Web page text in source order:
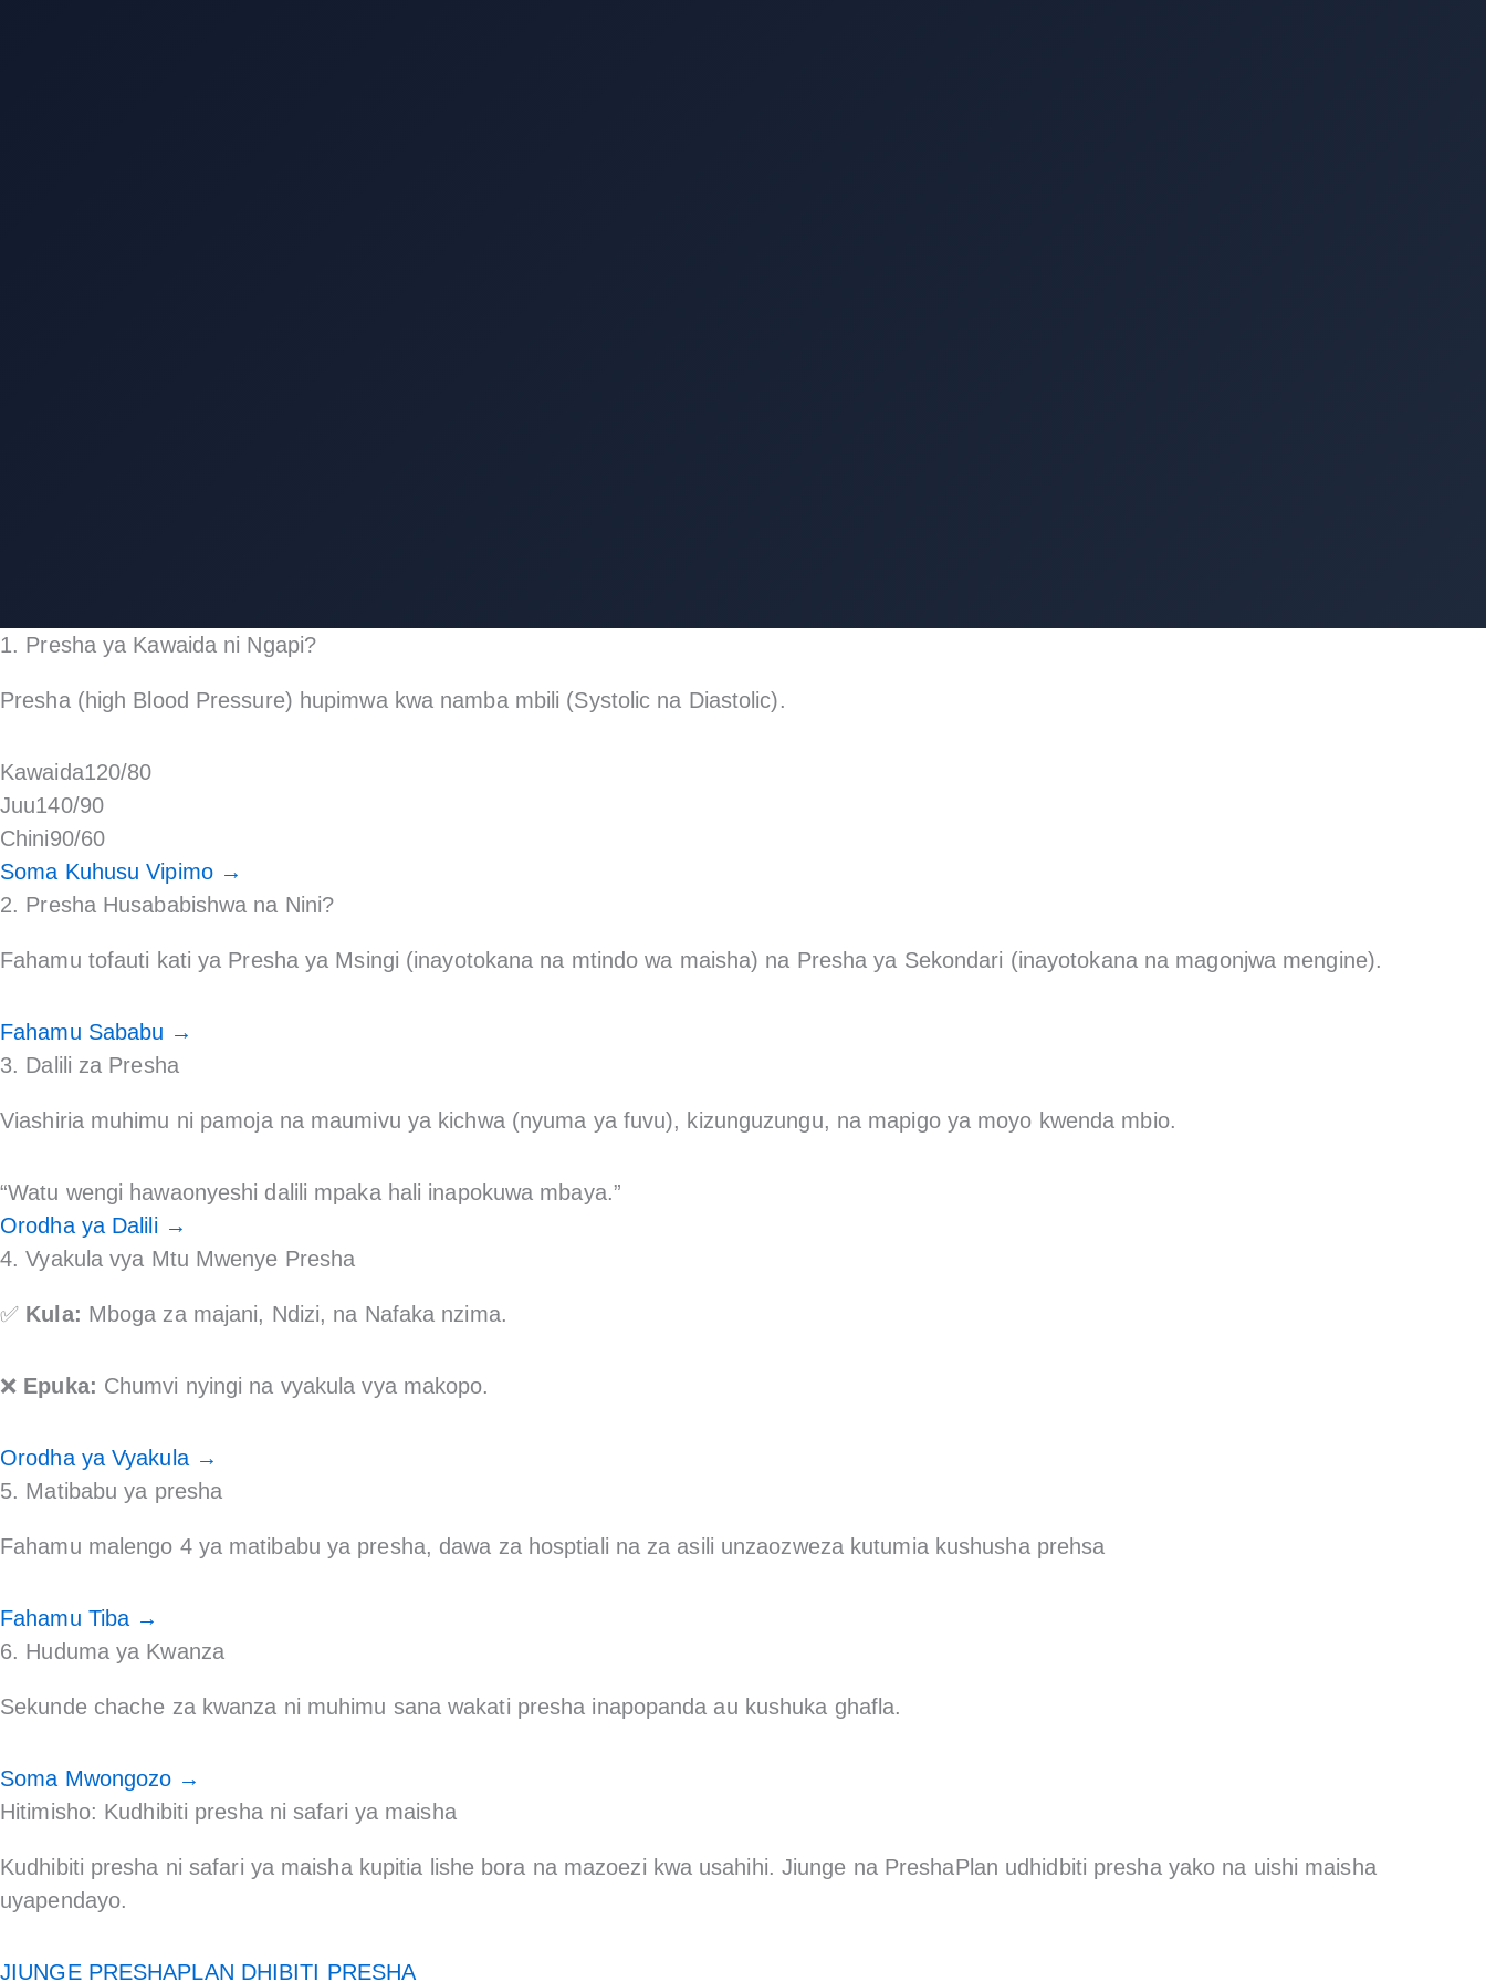
1. Presha ya Kawaida ni Ngapi?
Presha (high Blood Pressure) hupimwa kwa namba mbili (Systolic na Diastolic).
Kawaida120/80
Juu140/90
Chini90/60
Soma Kuhusu Vipimo →
2. Presha Husababishwa na Nini?
Fahamu tofauti kati ya Presha ya Msingi (inayotokana na mtindo wa maisha) na Presha ya Sekondari (inayotokana na magonjwa mengine).
Fahamu Sababu →
3. Dalili za Presha
Viashiria muhimu ni pamoja na maumivu ya kichwa (nyuma ya fuvu), kizunguzungu, na mapigo ya moyo kwenda mbio.
“Watu wengi hawaonyeshi dalili mpaka hali inapokuwa mbaya.”
Orodha ya Dalili →
4. Vyakula vya Mtu Mwenye Presha
✅ Kula: Mboga za majani, Ndizi, na Nafaka nzima.
❌ Epuka: Chumvi nyingi na vyakula vya makopo.
Orodha ya Vyakula →
5. Matibabu ya presha
Fahamu malengo 4 ya matibabu ya presha, dawa za hosptiali na za asili unzaozweza kutumia kushusha prehsa
Fahamu Tiba →
6. Huduma ya Kwanza
Sekunde chache za kwanza ni muhimu sana wakati presha inapopanda au kushuka ghafla.
Soma Mwongozo →
Hitimisho: Kudhibiti presha ni safari ya maisha
Kudhibiti presha ni safari ya maisha kupitia lishe bora na mazoezi kwa usahihi. Jiunge na PreshaPlan udhidbiti presha yako na uishi maisha
uyapendayo.
JIUNGE PRESHAPLAN DHIBITI PRESHA